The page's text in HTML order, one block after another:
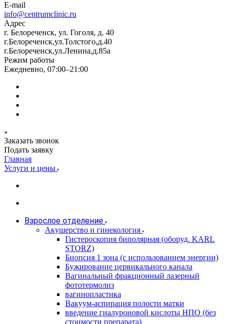
E-mail
info@centrumclinic.ru
Адрес
г. Белореченск, ул. Гоголя, д. 40
г.Белореченск,ул.Толстого,д.40
г.Белореченск,ул.Ленина,д.85а
Режим работы
Ежедневно, 07:00–21:00
Заказать звонок
Подать заявку
Главная
Услуги и цены
Взрослое отделение
Акушерство и гинекология
Гистероскопия биполярная (оборуд. KARL
STORZ)
Биопсия 1 зона (с использованием энергии)
Бужирование цервикального канала
Вагинальный фракционный лазерный
фототермолиз
вагинопластика
Вакуум-аспирация полости матки
введение гиалуроновой кислоты НПО (без
стоимости препарата)